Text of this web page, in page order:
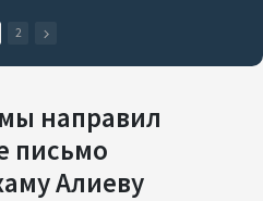
2
направил
письмо
Алиеву